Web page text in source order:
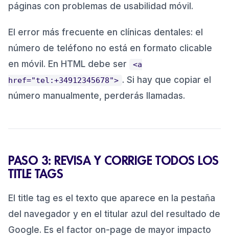
páginas con problemas de usabilidad móvil.
El error más frecuente en clínicas dentales: el
número de teléfono no está en formato clicable
en móvil. En HTML debe ser
<a
href="tel:+34912345678"> . Si hay que copiar el
número manualmente, perderás llamadas.
PASO 3: REVISA Y CORRIGE TODOS LOS
TITLE TAGS
El title tag es el texto que aparece en la pestaña
del navegador y en el titular azul del resultado de
Google. Es el factor on-page de mayor impacto